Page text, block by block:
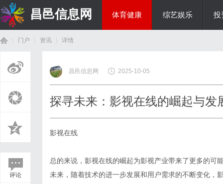
昌邑信息网 体育健康 综艺娱乐 投
门户 资讯
›
详情
评论
昌邑信息网 2025-10-05
探寻未来：影视在线的崛起与发
影视在线
总的来说，影视在线的崛起为影视产业带来了更多的可
未来，随着技术的进一步发展和用户需求的不断变化，